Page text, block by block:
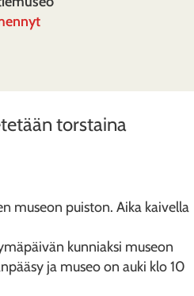
torstaina
museon puiston. Aika kaivella
kunniaksi museon
ja museo on auki klo 10